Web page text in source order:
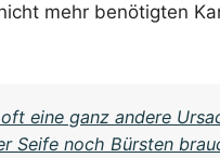
mehr benötigten
eine ganz andere
Seife noch Bürsten